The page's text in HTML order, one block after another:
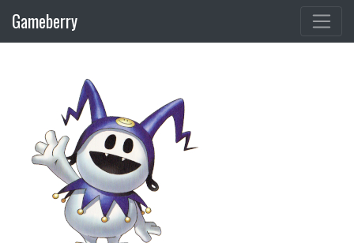
Gameberry